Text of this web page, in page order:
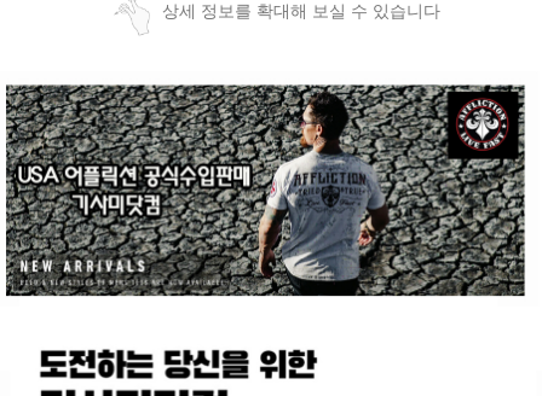
상세 정보를 확대해 보실 수 있습니다